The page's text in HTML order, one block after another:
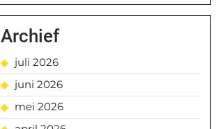
Archief
juli 2026
juni 2026
mei 2026